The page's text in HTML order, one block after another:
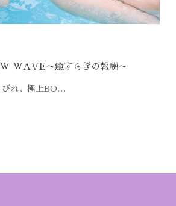
WAVE～癒すらぎの報酬～
びれ、極上BO…